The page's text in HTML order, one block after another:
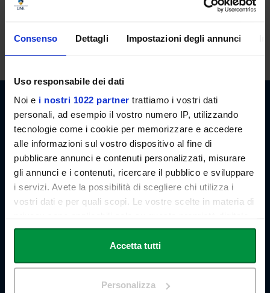
Consenso Dettagli Impostazioni degli annunci
Uso responsabile dei dati
Noi e i nostri 1022 partner trattiamo i vostri dati
personali, ad esempio il vostro numero IP, utilizzando
tecnologie come i cookie per memorizzare e accedere
alle informazioni sul vostro dispositivo al fine di
pubblicare annunci e contenuti personalizzati, misurare
gli annunci e i contenuti, ricercare il pubblico e sviluppare
i servizi. Avete la possibilità di scegliere chi utilizza i
vostri dati e per quali scopi. Le vostre scelte in materia di
in cui avete effettuato le vostre scelte. È possibile
modificare o revocare il proprio consenso in qualsiasi
momento dalla Dichiarazione sui cookie o facendo clic
Accetta tutti
Personalizza
ORARI DI RICEVIMENTO
invio di email.
Link Campus University
Via del Casale di San Pio V, 44
00165 Roma - Italia
P. IVA: 11933781004
SHORTCUTS
Chi siamo